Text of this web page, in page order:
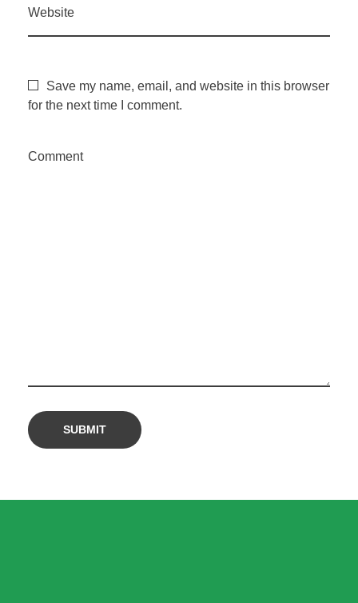
Website
Save my name, email, and website in this browser
for the next time I comment.
Comment